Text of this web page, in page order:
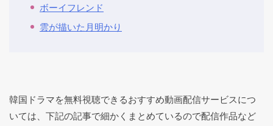
ボーイフレンド
雲が描いた月明かり
韓国ドラマを無料視聴できるおすすめ動画配信サービスにつ
いては、下記の記事で細かくまとめているので配信作品など